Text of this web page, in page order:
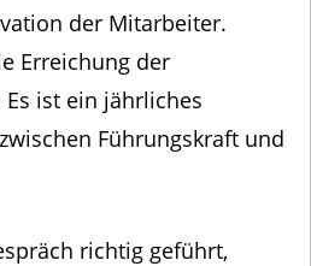
der Mitarbeiter.
Erreichung der
ist ein jährliches
Führungskraft und
richtig geführt,